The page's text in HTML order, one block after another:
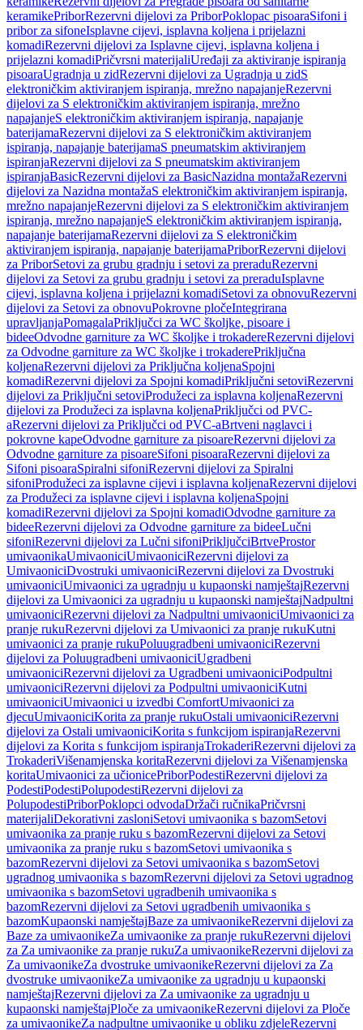
keramikePriborRezervni dijelovi za PriborPoklopac pisoaraSifoni i
pribor za sifoneIsplavne cijevi, isplavna koljena i prijelazni
komadiRezervni dijelovi za Isplavne cijevi, isplavna koljena i
prijelazni komadiPričvrsni materijaliUređaji za aktiviranje ispiranja
pisoaraUgradnja u zidRezervni dijelovi za Ugradnja u zidS
elektroničkim aktiviranjem ispiranja, mrežno napajanjeRezervni
dijelovi za S elektroničkim aktiviranjem ispiranja, mrežno
napajanjeS elektroničkim aktiviranjem ispiranja, napajanje
baterijamaRezervni dijelovi za S elektroničkim aktiviranjem
ispiranja, napajanje baterijamaS pneumatskim aktiviranjem
ispiranjaRezervni dijelovi za S pneumatskim aktiviranjem
ispiranjaBasicRezervni dijelovi za BasicNazidna montažaRezervni
dijelovi za Nazidna montažaS elektroničkim aktiviranjem ispiranja,
mrežno napajanjeRezervni dijelovi za S elektroničkim aktiviranjem
ispiranja, mrežno napajanjeS elektroničkim aktiviranjem ispiranja,
napajanje baterijamaRezervni dijelovi za S elektroničkim
aktiviranjem ispiranja, napajanje baterijamaPriborRezervni dijelovi
za PriborSetovi za grubu gradnju i setovi za preraduRezervni
dijelovi za Setovi za grubu gradnju i setovi za preraduIsplavne
cijevi, isplavna koljena i prijelazni komadiSetovi za obnovuRezervni
dijelovi za Setovi za obnovuPokrovne pločeIntegrirana
upravljanjaPomagalaPriključci za WC školjke, pisoare i
bideeOdvodne garniture za WC školjke i trokadereRezervni dijelovi
za Odvodne garniture za WC školjke i trokaderePriključna
koljenaRezervni dijelovi za Priključna koljenaSpojni
komadiRezervni dijelovi za Spojni komadiPriključni setoviRezervni
dijelovi za Priključni setoviProdužeci za isplavna koljenaRezervni
dijelovi za Produžeci za isplavna koljenaPriključci od PVC-
aRezervni dijelovi za Priključci od PVC-aBrtveni naglavci i
pokrovne kapeOdvodne garniture za pisoareRezervni dijelovi za
Odvodne garniture za pisoareSifoni pisoaraRezervni dijelovi za
Sifoni pisoaraSpiralni sifoniRezervni dijelovi za Spiralni
sifoniProdužeci za isplavne cijevi i isplavna koljenaRezervni dijelovi
za Produžeci za isplavne cijevi i isplavna koljenaSpojni
komadiRezervni dijelovi za Spojni komadiOdvodne garniture za
bideeRezervni dijelovi za Odvodne garniture za bideeLučni
sifoniRezervni dijelovi za Lučni sifoniPriključciBrtveProstor
umivaonikaUmivaoniciUmivaoniciRezervni dijelovi za
UmivaoniciDvostruki umivaoniciRezervni dijelovi za Dvostruki
umivaoniciUmivaonici za ugradnju u kupaonski namještajRezervni
dijelovi za Umivaonici za ugradnju u kupaonski namještajNadpultni
umivaoniciRezervni dijelovi za Nadpultni umivaoniciUmivaonici za
pranje rukuRezervni dijelovi za Umivaonici za pranje rukuKutni
umivaonici za pranje rukuPoluugradbeni umivaoniciRezervni
dijelovi za Poluugradbeni umivaoniciUgradbeni
umivaoniciRezervni dijelovi za Ugradbeni umivaoniciPodpultni
umivaoniciRezervni dijelovi za Podpultni umivaoniciKutni
umivaoniciUmivaonici u izvedbi ComfortUmivaonici za
djecuUmivaoniciKorita za pranje rukuOstali umivaoniciRezervni
dijelovi za Ostali umivaoniciKorita s funkcijom ispiranjaRezervni
dijelovi za Korita s funkcijom ispiranjaTrokaderiRezervni dijelovi za
TrokaderiVišenamjenska koritaRezervni dijelovi za Višenamjenska
koritaUmivaonici za učionicePriborPodestiRezervni dijelovi za
PodestiPodestiPolupodestiRezervni dijelovi za
PolupodestiPriborPoklopci odvodaDržači ručnikaPričvrsni
materijaliDekorativni zasloniSetovi umivaonika s bazomSetovi
umivaonika za pranje ruku s bazomRezervni dijelovi za Setovi
umivaonika za pranje ruku s bazomSetovi umivaonika s
bazomRezervni dijelovi za Setovi umivaonika s bazomSetovi
ugradnog umivaonika s bazomRezervni dijelovi za Setovi ugradnog
umivaonika s bazomSetovi ugradbenih umivaonika s
bazomRezervni dijelovi za Setovi ugradbenih umivaonika s
bazomKupaonski namještajBaze za umivaonikeRezervni dijelovi za
Baze za umivaonikeZa umivaonike za pranje rukuRezervni dijelovi
za Za umivaonike za pranje rukuZa umivaonikeRezervni dijelovi za
Za umivaonikeZa dvostruke umivaonikeRezervni dijelovi za Za
dvostruke umivaonikeZa umivaonike za ugradnju u kupaonski
namještajRezervni dijelovi za Za umivaonike za ugradnju u
kupaonski namještajPloče za umivaonikeRezervni dijelovi za Ploče
za umivaonikeZa nadpultne umivaonike u obliku zdjeleRezervni